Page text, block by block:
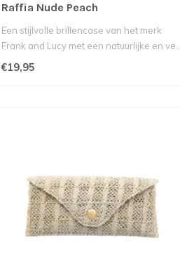
Raffia Nude Peach
Een stijlvolle brillencase van het merk
Frank and Lucy met een natuurlijke en ve..
€19,95